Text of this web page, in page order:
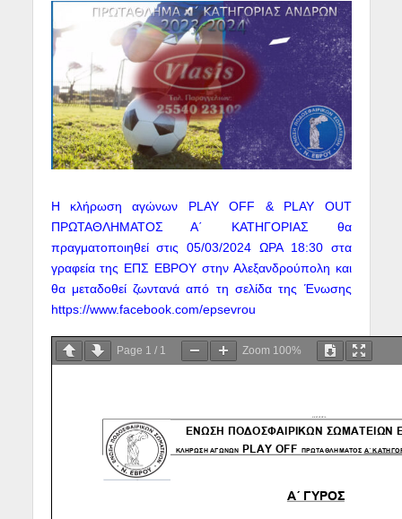
Η κλήρωση αγώνων PLAY OFF & PLAY OUT
ΠΡΩΤΑΘΛΗΜΑΤΟΣ Α΄ ΚΑΤΗΓΟΡΙΑΣ θα
πραγματοποιηθεί στις 05/03/2024 ΩΡΑ 18:30 στα
γραφεία της ΕΠΣ ΕΒΡΟΥ στην Αλεξανδρούπολη και
θα μεταδοθεί ζωντανά από τη σελίδα της Ένωσης
https://www.facebook.com/epsevrou
Page 1 / 1 Zoom 100%